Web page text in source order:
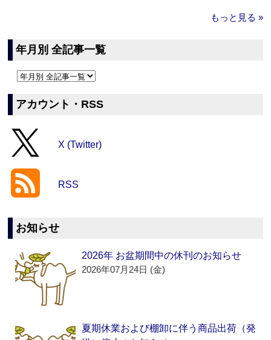
もっと見る »
年月別 全記事一覧
アカウント・RSS
X (Twitter)
RSS
お知らせ
2026年 お盆期間中の休刊のお知らせ
2026年07月24日 (金)
夏期休業および棚卸に伴う商品出荷（発